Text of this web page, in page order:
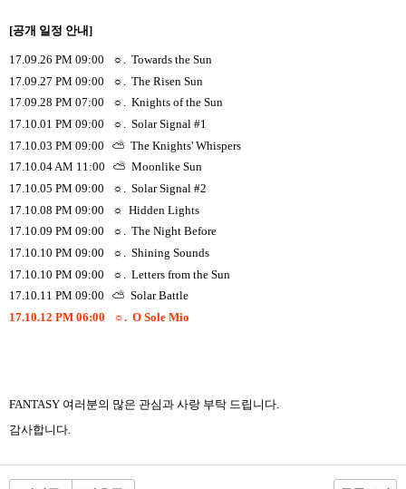
[공개 일정 안내]
17.09.26 PM 09:00 ☼ . Towards the Sun
17.09.27 PM 09:00
☼
The Risen Sun
17.09.28 PM 07:00
☼ . Knights of the Sun
17.10.01 PM 09:00
☼
Solar Signal #1
17.10.03 PM 09:00
⛅ The Knights' Whispers
17.10.04 AM 11:00
⛅ Moonlike Sun
17.10.05 PM 09:00
☼
Solar Signal #2
17.10.08 PM 09:00
☼ Hidden Lights
17.10.09 PM 09:00
☼ . The Night Before
17.10.10 PM 09:00
☼
Shining Sounds
17.10.10 PM 09:00
☼
Letters from the Sun
17.10.11 PM 09:00
⛅ Solar Battle
17.10.12 PM 06:00
☼. O Sole Mio
FANTASY 여러분의 많은 관심과 사랑 부탁 드립니다.
감사합니다.